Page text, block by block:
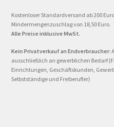
Kostenloser Standardversand ab 200
Mindermengenzuschlag von 18,50 Euro.
Alle Preise inklusive MwSt.
Kein Privatverkauf an Endverbraucher:
ausschließlich an gewerblichen Bedarf
Einrichtungen, Geschäftskunden,
Selbstständige und Freiberufler)